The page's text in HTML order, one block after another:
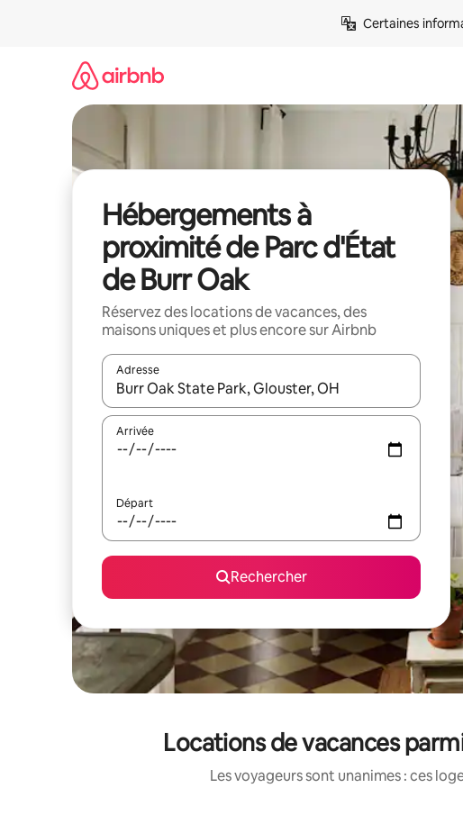
Certaines
Hébergements à
proximité de Parc d'État
de Burr Oak
Réservez des locations de vacances, des
maisons uniques et plus encore sur Airbnb
Adresse
Lorsque les résultats s'affichent, utilisez les flèches vers le
Arrivée
Départ
Rechercher
Locations de vacances
Les voyageurs sont unanimes : ces